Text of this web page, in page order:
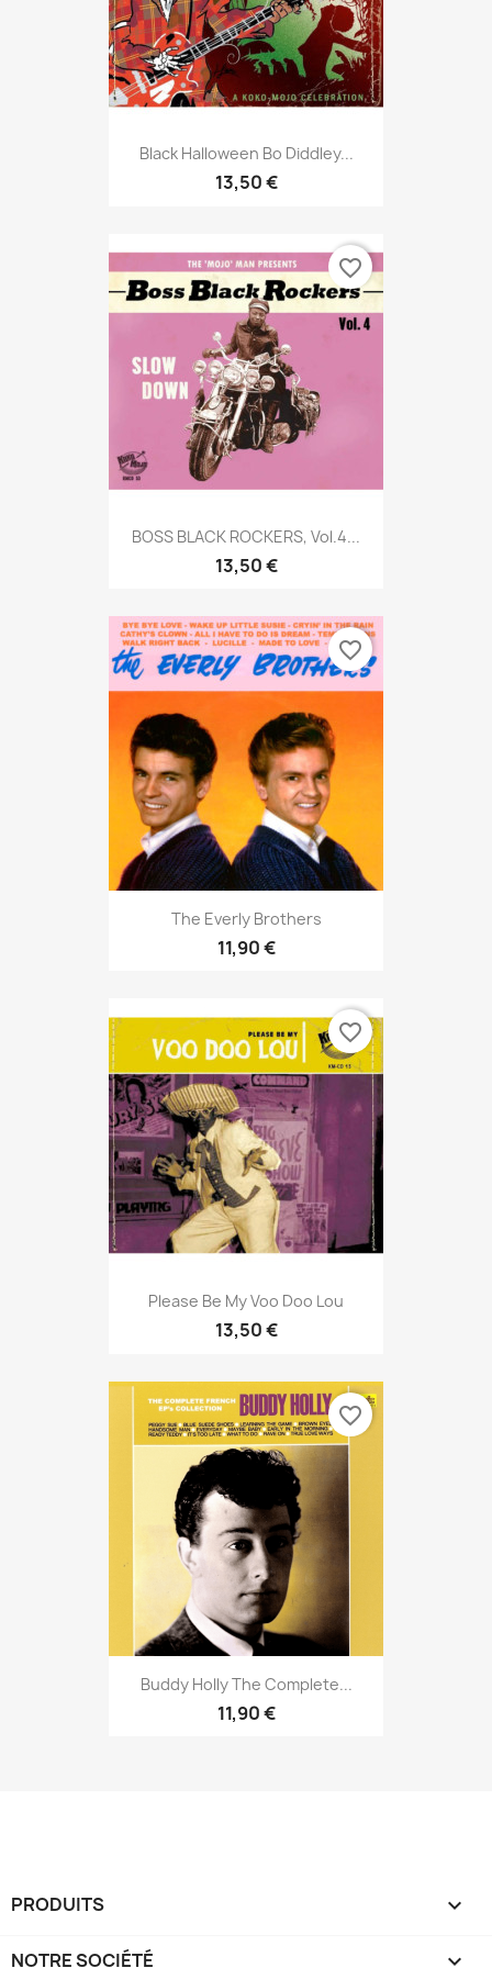
Black Halloween Bo Diddley...
13,50 €
BOSS BLACK ROCKERS, Vol.4...
13,50 €
favorite_border
The Everly Brothers
11,90 €
favorite_border
Please Be My Voo Doo Lou
13,50 €
favorite_border
Buddy Holly The Complete...
11,90 €
favorite_border
PRODUITS 
NOTRE SOCIÉTÉ 